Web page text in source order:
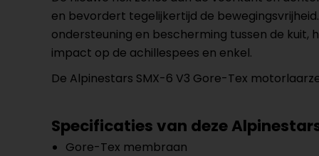
en bevordert tegelijkertijd de
ondersteuning en bescherming tussen de
impact op de achillespees en enkel.
De Alpinestars SMX-6 V3 Gore-Tex
Specificaties van deze
Gore-Tex membraan